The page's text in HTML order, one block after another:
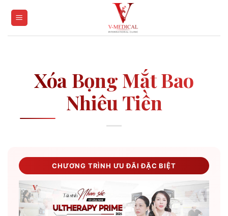
Xóa Bọng Mắt Bao
Nhiêu Tiền
CHƯƠNG TRÌNH ƯU ĐÃI ĐẶC BIỆT